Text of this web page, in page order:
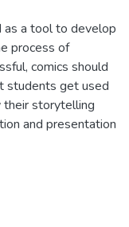
as a tool to develop
process of
comics should
students get used
their storytelling
and presentation